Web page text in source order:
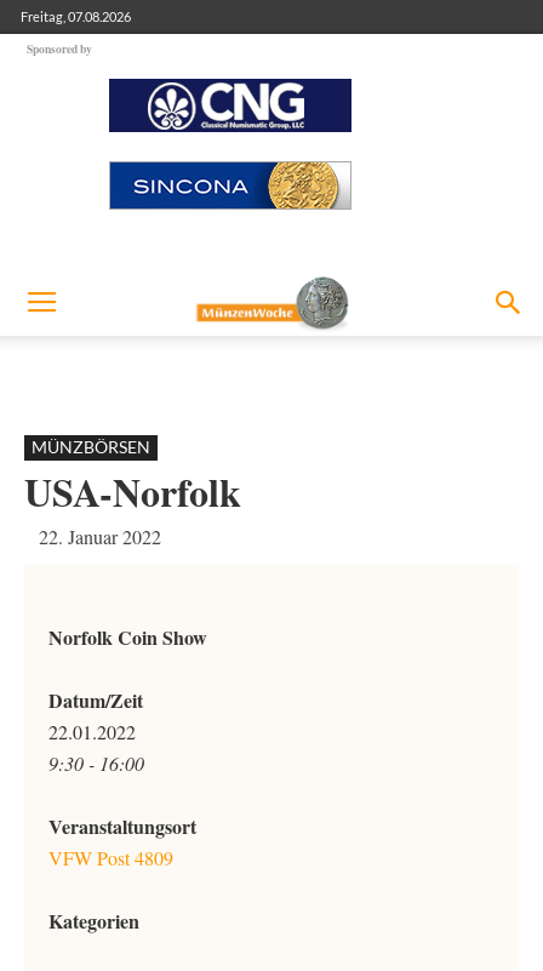
Freitag, 07.08.2026
Sponsored by
MÜNZBÖRSEN
USA-Norfolk
22. Januar 2022
Norfolk Coin Show
Datum/Zeit
22.01.2022
9:30 - 16:00
Veranstaltungsort
VFW Post 4809
Kategorien